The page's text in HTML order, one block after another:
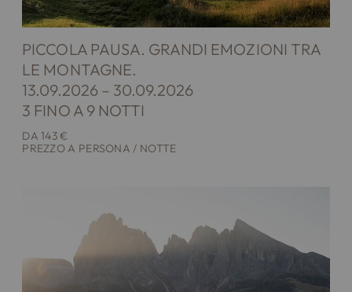
PICCOLA PAUSA. GRANDI EMOZIONI TRA
LE MONTAGNE.
13.09.2026 – 30.09.2026
3 FINO A 9 NOTTI
DA 143 €
PREZZO A PERSONA / NOTTE